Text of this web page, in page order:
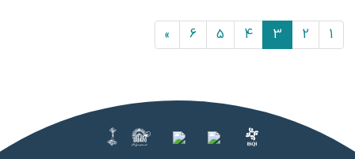
1
2
3
4
5
6
»